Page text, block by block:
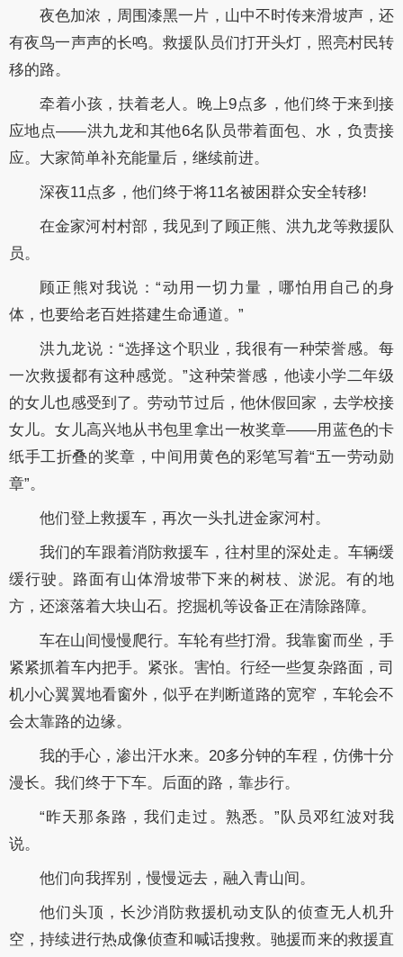
夜色加浓，周围漆黑一片，山中不时传来滑坡声，还
有夜鸟一声声的长鸣。救援队员们打开头灯，照亮村民转
移的路。
牵着小孩，扶着老人。晚上9点多，他们终于来到接
应地点——洪九龙和其他6名队员带着面包、水，负责接
应。大家简单补充能量后，继续前进。
深夜11点多，他们终于将11名被困群众安全转移!
在金家河村村部，我见到了顾正熊、洪九龙等救援队
员。
顾正熊对我说：“动用一切力量，哪怕用自己的身
体，也要给老百姓搭建生命通道。”
洪九龙说：“选择这个职业，我很有一种荣誉感。每
一次救援都有这种感觉。”这种荣誉感，他读小学二年级
的女儿也感受到了。劳动节过后，他休假回家，去学校接
女儿。女儿高兴地从书包里拿出一枚奖章——用蓝色的卡
纸手工折叠的奖章，中间用黄色的彩笔写着“五一劳动勋
章”。
他们登上救援车，再次一头扎进金家河村。
我们的车跟着消防救援车，往村里的深处走。车辆缓
缓行驶。路面有山体滑坡带下来的树枝、淤泥。有的地
方，还滚落着大块山石。挖掘机等设备正在清除路障。
车在山间慢慢爬行。车轮有些打滑。我靠窗而坐，手
紧紧抓着车内把手。紧张。害怕。行经一些复杂路面，司
机小心翼翼地看窗外，似乎在判断道路的宽窄，车轮会不
会太靠路的边缘。
我的手心，渗出汗水来。20多分钟的车程，仿佛十分
漫长。我们终于下车。后面的路，靠步行。
“昨天那条路，我们走过。熟悉。”队员邓红波对我
说。
他们向我挥别，慢慢远去，融入青山间。
他们头顶，长沙消防救援机动支队的侦查无人机升
空，持续进行热成像侦查和喊话搜救。驰援而来的救援直